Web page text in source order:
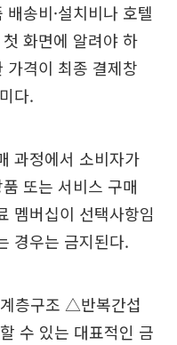
송비·설치비나 호텔
첫 화면에 알려야 하
가격이 최종 결제창
다.
과정에서 소비자가
또는 서비스 구매
멤버십이 선택사항임
경우는 금지된다.
층구조 △반복간섭
수 있는 대표적인 금